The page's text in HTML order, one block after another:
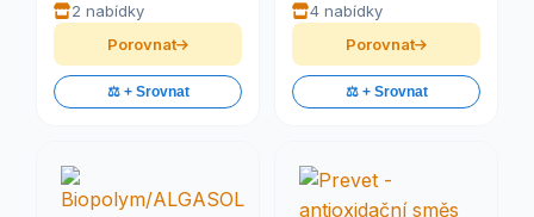
2 nabídky
Porovnat
⚖️ + Srovnat
4 nabídky
Porovnat
⚖️ + Srovnat